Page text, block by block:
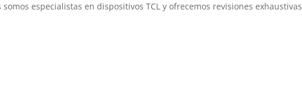
especialistas en dispositivos TCL y ofrecemos revisiones exhaustivas